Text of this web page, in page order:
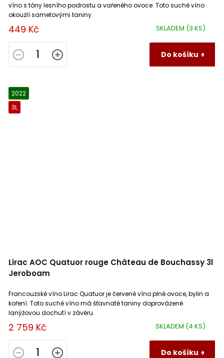
SKLADEM (3 KS)
449 Kč
Do košíku
víno s tóny lesního podrostu a vařeného ovoce. Toto suché víno
okouzlí sametovými taniny.
2022
3L
Lirac AOC Quatuor rouge Château de Bouchassy 3l
Jeroboam
SKLADEM (4 KS)
2 759 Kč
Do košíku
Francouzské víno Lirac Quatuor je červené víno plné ovoce, bylin a
koření. Toto suché víno má šťavnaté taniny doprovázené
lanýžovou dochutí v závěru.